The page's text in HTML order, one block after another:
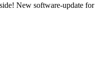
New software-update for